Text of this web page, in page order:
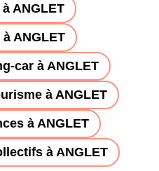
ANGLET
ANGLET
car à ANGLET
à ANGLET
à ANGLET
à ANGLET